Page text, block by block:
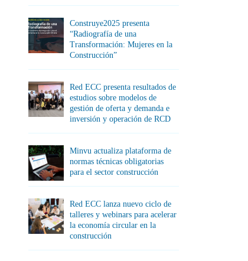
Construye2025 presenta
“Radiografía de una
Transformación: Mujeres en la
Construcción”
Red ECC presenta resultados de
estudios sobre modelos de
gestión de oferta y demanda e
inversión y operación de RCD
Minvu actualiza plataforma de
normas técnicas obligatorias
para el sector construcción
Red ECC lanza nuevo ciclo de
talleres y webinars para acelerar
la economía circular en la
construcción